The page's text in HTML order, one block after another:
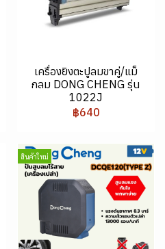
เครื่องยิงตะปูลมขาคู่/แม็
กลม DONG CHENG รุ่น
1022J
฿640
สินค้าใหม่